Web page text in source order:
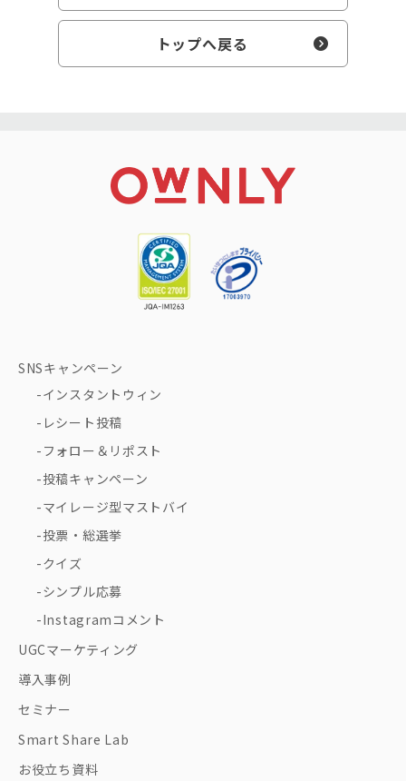
トップへ戻る
SNSキャンペーン
インスタントウィン
レシート投稿
フォロー＆リポスト
投稿キャンペーン
マイレージ型マストバイ
投票・総選挙
クイズ
シンプル応募
Instagramコメント
UGCマーケティング
導入事例
セミナー
Smart Share Lab
お役立ち資料